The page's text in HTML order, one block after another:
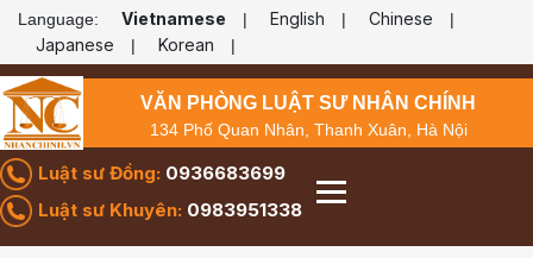
Language: Vietnamese | English | Chinese |
Japanese | Korean |
VĂN PHÒNG LUẬT SƯ NHÂN CHÍNH
134 Phố Quan Nhân, Thanh Xuân, Hà Nội
Luật sư Đồng: 0936683699
Luật sư Khuyên: 0983951338